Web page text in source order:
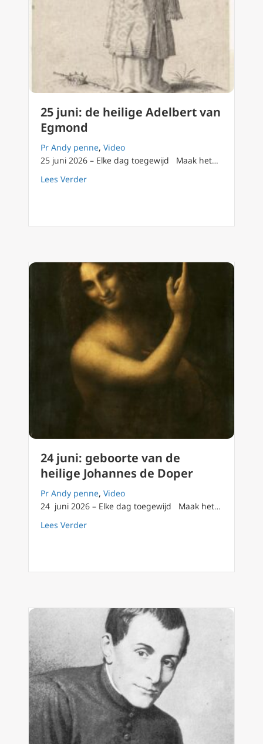
25 juni: de heilige Adelbert van
Egmond
Pr Andy penne, Video
25 juni 2026 – Elke dag toegewijd Maak het…
Lees Verderabout 25 juni: de heilige Adelbert van
24 juni: geboorte van de
heilige Johannes de Doper
Pr Andy penne, Video
24 juni 2026 – Elke dag toegewijd Maak het…
Lees Verderabout 24 juni: geboorte van de heilige